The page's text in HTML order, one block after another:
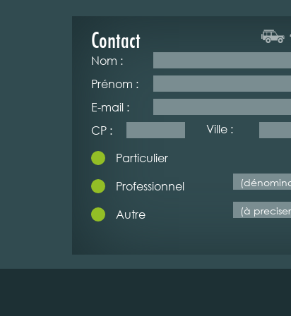
Contact
Nom :
Prénom :
E-mail :
CP :
Ville :
Particulier
Professionnel
Autre